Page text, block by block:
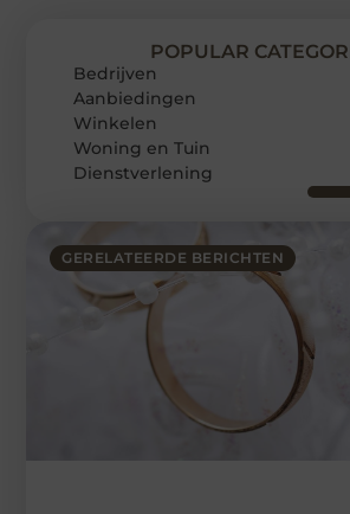
GERELATEERDE BERICHTEN
POPULAR
Bedrijven
Aanbiedingen
Winkelen
Woning en Tuin
Dienstverlening